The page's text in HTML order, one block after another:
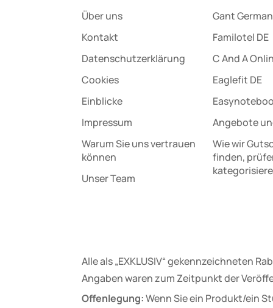
Über uns
Kontakt
Datenschutz­erklärung
Cookies
Einblicke
Impressum
Warum Sie uns vertrauen
können
Unser Team
Gant
Familotel DE
C And A
Eaglefit DE
Angebote
Wie wir
finden,
kategorisiere
Alle als „EXKLUSIV“ gekennzeichneten
Angaben waren zum Zeitpunkt der
Offenlegung:Wenn Sie ein Produkt/ein